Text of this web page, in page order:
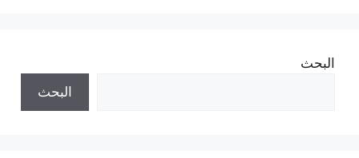
البحث
البحث